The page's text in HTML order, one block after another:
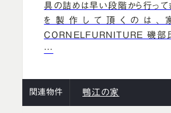
具の詰めは早い段階から行って
を製作して頂くのは、
CORNELFURNITURE 磯部
…
関連物件 鴨江の家